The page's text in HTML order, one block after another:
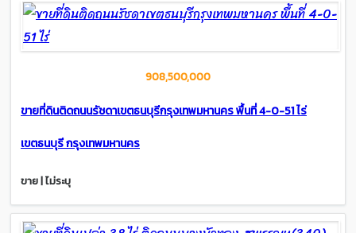
908,500,000
ขายที่ดินติดถนนรัชดาเขตธนบุรีกรุงเทพมหานคร พื้นที่ 4-0-51 ไร่
เขตธนบุรี กรุงเทพมหานคร
ขาย | ไม่ระบุ